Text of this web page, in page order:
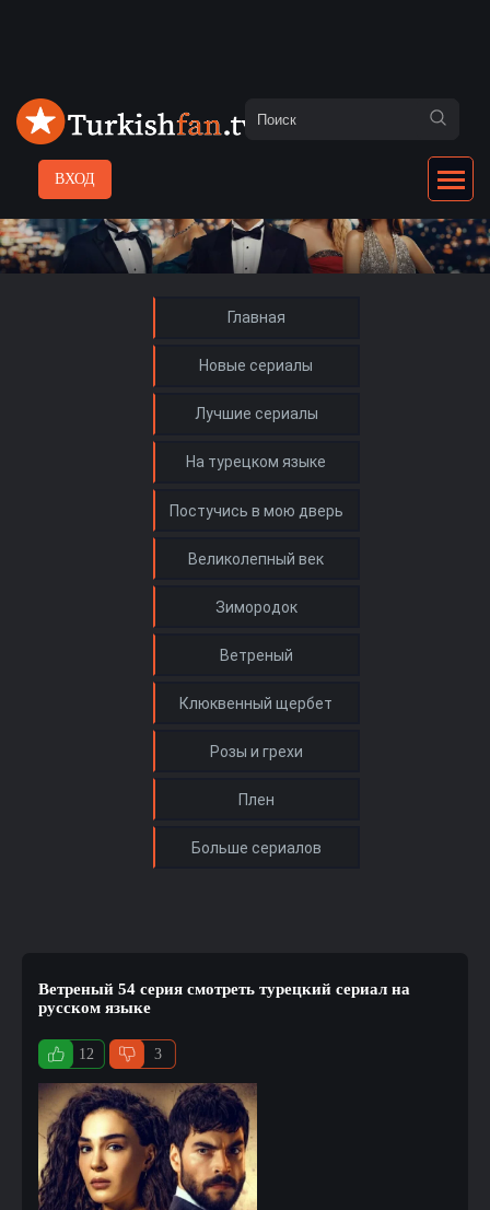
ВХОД
Главная
Новые сериалы
Лучшие сериалы
На турецком языке
Ветреный 54 серия смотреть турецкий сериал на
русском языке
12 3